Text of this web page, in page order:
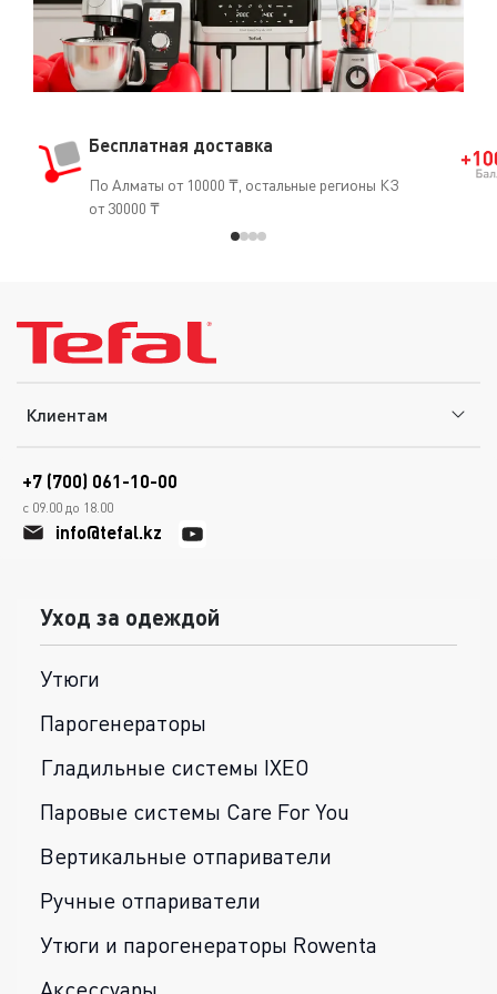
Бесплатная доставка
По Алматы от 10000 ₸, остальные регионы КЗ
от 30000 ₸
Клиентам
+7 (700) 061-10-00
с 09.00 до 18.00
info@tefal.kz
Уход за одеждой
Утюги
Парогенераторы
Гладильные системы IXEO
Паровые системы Care For You
Вертикальные отпариватели
Ручные отпариватели
Утюги и парогенераторы Rowenta
Аксессуары